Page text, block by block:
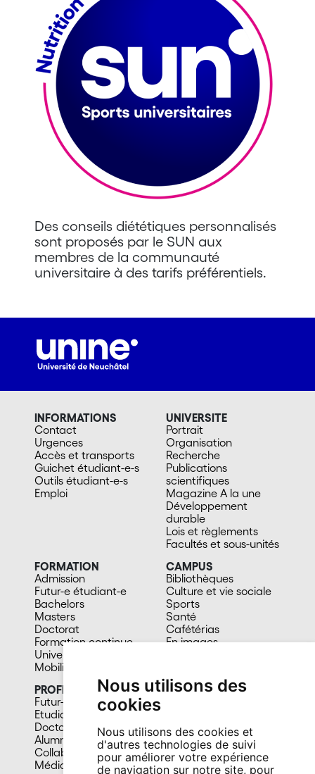
Nous utilisons des
cookies
Nous utilisons des cookies et
d'autres technologies de suivi
pour améliorer votre expérience
de navigation sur notre site, pour
Des conseils diététiques personnalisés
sont proposés par le SUN aux
membres de la communauté
universitaire à des tarifs préférentiels.
INFORMATIONS
Contact
Urgences
Accès et transports
Guichet étudiant-e-s
Outils étudiant-e-s
Emploi
UNIVERSITE
Portrait
Organisation
Recherche
Publications
scientifiques
Magazine A la une
Développement
durable
Lois et règlements
Facultés et sous-unités
FORMATION
Admission
Futur-e étudiant-e
Bachelors
Masters
Doctorat
Formation continue
Université du 3e âge
Mobilité
CAMPUS
Bibliothèques
Culture et vie sociale
Sports
Santé
Cafétérias
En images
PROFIL
Futur-e étudiant-e
Etudiant-e
Doctorant-e
Alumni
Collaborateur-trice
Média